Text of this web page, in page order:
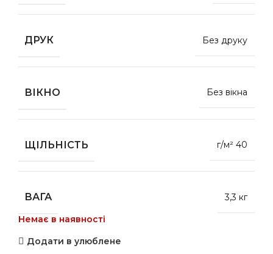
ДРУК Без друку
ВІКНО Без вікна
ЩІЛЬНІСТЬ г/м² 40
ВАГА 3,3 кг
Немає в наявності
Додати в улюблене